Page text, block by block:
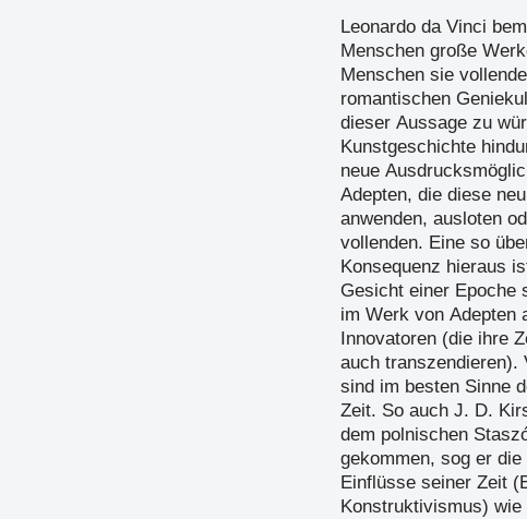
Leonardo da Vinci
Menschen große
Menschen sie
romantischen
dieser Aussage zu
Kunstgeschichte
neue
Adepten, die diese
anwenden, ausloten
vollenden. Eine so
Konsequenz hieraus
Gesicht einer Epoche
im Werk von Adepten
Innovatoren (die ihre
auch transzendieren).
sind im besten Sinne
Zeit. So auch J. D.
dem polnischen
gekommen, sog er
Einflüsse seiner Zeit
Konstruktivismus)